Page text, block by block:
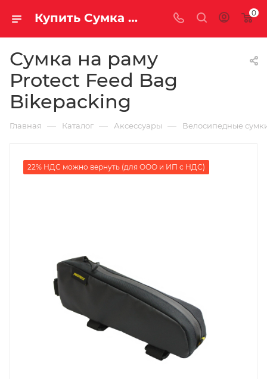
Купить Сумка на раму Protect Feed Bag Bikepacking за рублей, а со скидкой 0
Сумка на раму
Protect Feed Bag
Bikepacking
Главная — Каталог — Аксессуары — Велосипедные
22% НДС можно вернуть (для ООО и ИП с НДС)